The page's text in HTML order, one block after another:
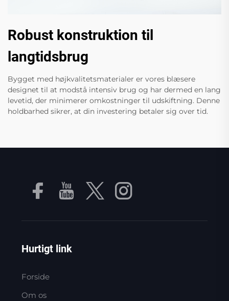
Robust konstruktion til
langtidsbrug
Bygget med højkvalitetsmaterialer er vores blæsere
designet til at modstå intensiv brug og har dermed en lang
levetid, der minimerer omkostninger til udskiftning. Denne
holdbarhed sikrer, at din investering betaler sig over tid.
Hurtigt link
Forside
Om os